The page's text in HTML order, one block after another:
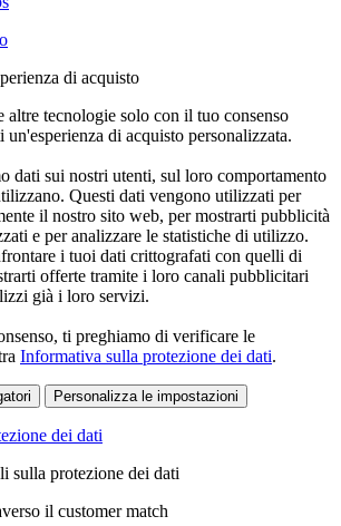
di acquisto
tecnologie solo con il tuo consenso
di acquisto personalizzata.
dati sui nostri utenti, sul loro comportamento
Questi dati vengono utilizzati per
il nostro sito web, per mostrarti pubblicità
e per analizzare le statistiche di utilizzo.
i tuoi dati crittografati con quelli di
offerte tramite i loro canali pubblicitari
già i loro servizi.
ti preghiamo di verificare le
Informativa sulla protezione dei dati.
Personalizza le impostazioni
dei dati
sulla protezione dei dati
il customer match